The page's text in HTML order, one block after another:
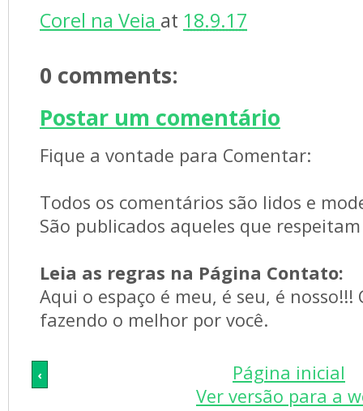
Corel na Veia at 18.9.17
0 comments:
Postar um comentário
Fique a vontade para Comentar:
Todos os comentários são lidos e
São publicados aqueles que
Leia as regras na Página Contato:
Aqui o espaço é meu, é seu, é nosso!!!
fazendo o melhor por você.
‹
Página inicial
Ver versão para a